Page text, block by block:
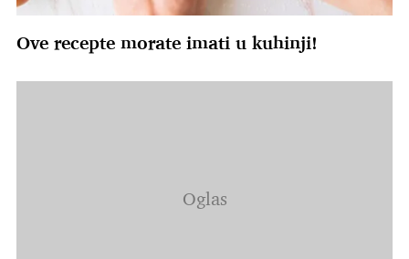
Ove recepte morate imati u kuhinji!